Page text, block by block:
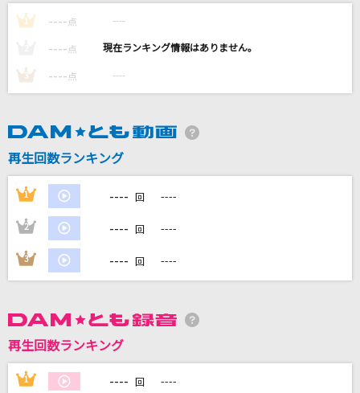
少女レイ
みきとP
抜錨
ナナホシ管弦楽団 feat.巡音ルカ
[生音]あゝ人生に涙あり
里見浩太朗・横内正
DAMの新曲・ランキングなど
DAMに会員登録・ログインして
1 ---- 点 ----
---- 点 ----
3 ---- 点 ----
再生回数ランキング
1 ---- 回 ----
2 ---- 回 ----
3 ---- 回 ----
再生回数ランキング
1 ---- 回 ----